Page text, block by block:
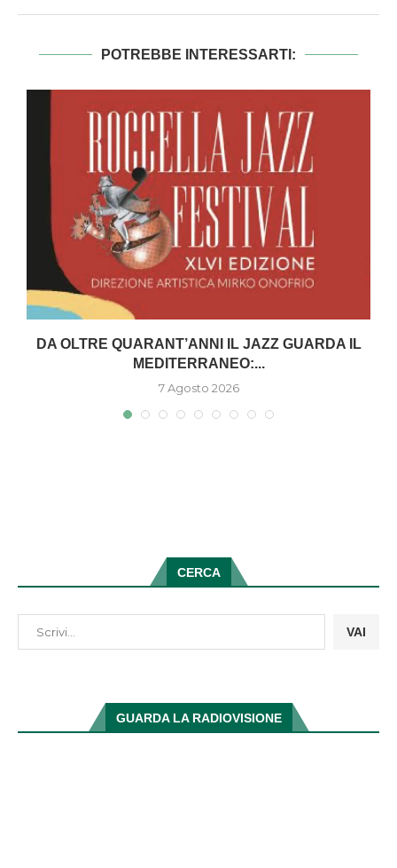
POTREBBE INTERESSARTI:
DA OLTRE QUARANT’ANNI IL JAZZ GUARDA IL
MEDITERRANEO:...
7 Agosto 2026
CERCA
VAI
GUARDA LA RADIOVISIONE